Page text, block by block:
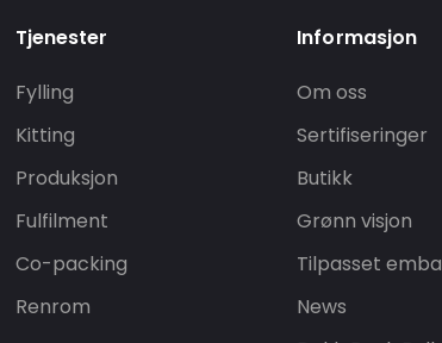
Tjenester
Fylling
Kitting
Produksjon
Fulfilment
Co-packing
Renrom
Informasjon
Om oss
Sertifiseringer
Butikk
Grønn visjon
Tilpasset
News